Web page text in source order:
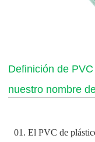
Definición de
nuestro nombre
01. El PVC de